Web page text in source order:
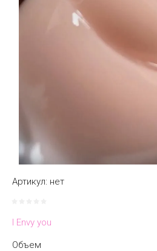
Артикул: нет
I Envy you
Объем